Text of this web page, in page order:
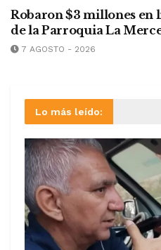
Robaron $3 millones en
de la Parroquia La
7 AGOSTO - 2026
Lo más leído: